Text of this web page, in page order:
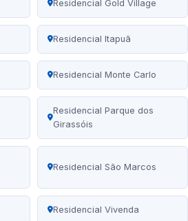
Residencial Gold Village
Residencial Itapuã
Residencial Monte Carlo
Residencial Parque dos
Girassóis
Residencial São Marcos
Residencial Vivenda